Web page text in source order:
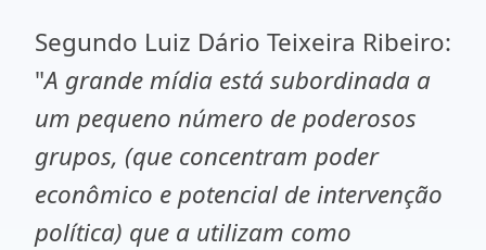
Segundo Luiz Dário Teixeira Ribeiro:
"A grande mídia está subordinada a
um pequeno número de poderosos
grupos, (que concentram poder
econômico e potencial de intervenção
política) que a utilizam como